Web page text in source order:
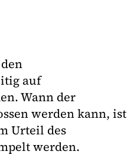
auf
Wann der
werden kann, ist
Urteil des
werden.